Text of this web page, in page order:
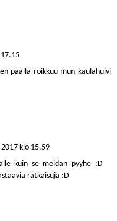
päällä roikkuu mun kaulahuivi
klo 15.59
kuin se meidän pyyhe :D
ratkaisuja :D